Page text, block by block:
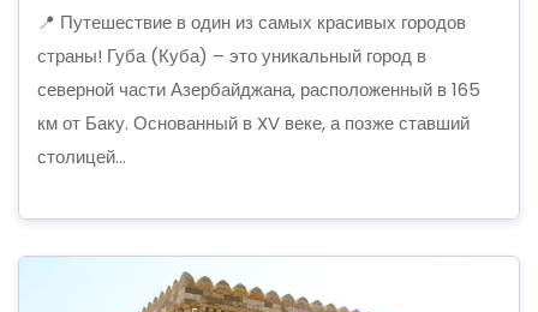
📍 Путешествие в один из самых красивых городов
страны! Губа (Куба) – это уникальный город в
северной части Азербайджана, расположенный в 165
км от Баку. Основанный в XV веке, а позже ставший
столицей...